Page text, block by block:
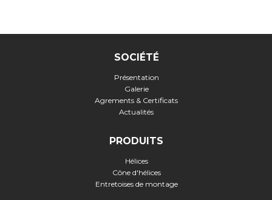
SOCIÉTÉ
Présentation
Galerie
Agrements & Certificats
Actualités
PRODUITS
Hélices
Cône d'hélices
Entretoises de montage